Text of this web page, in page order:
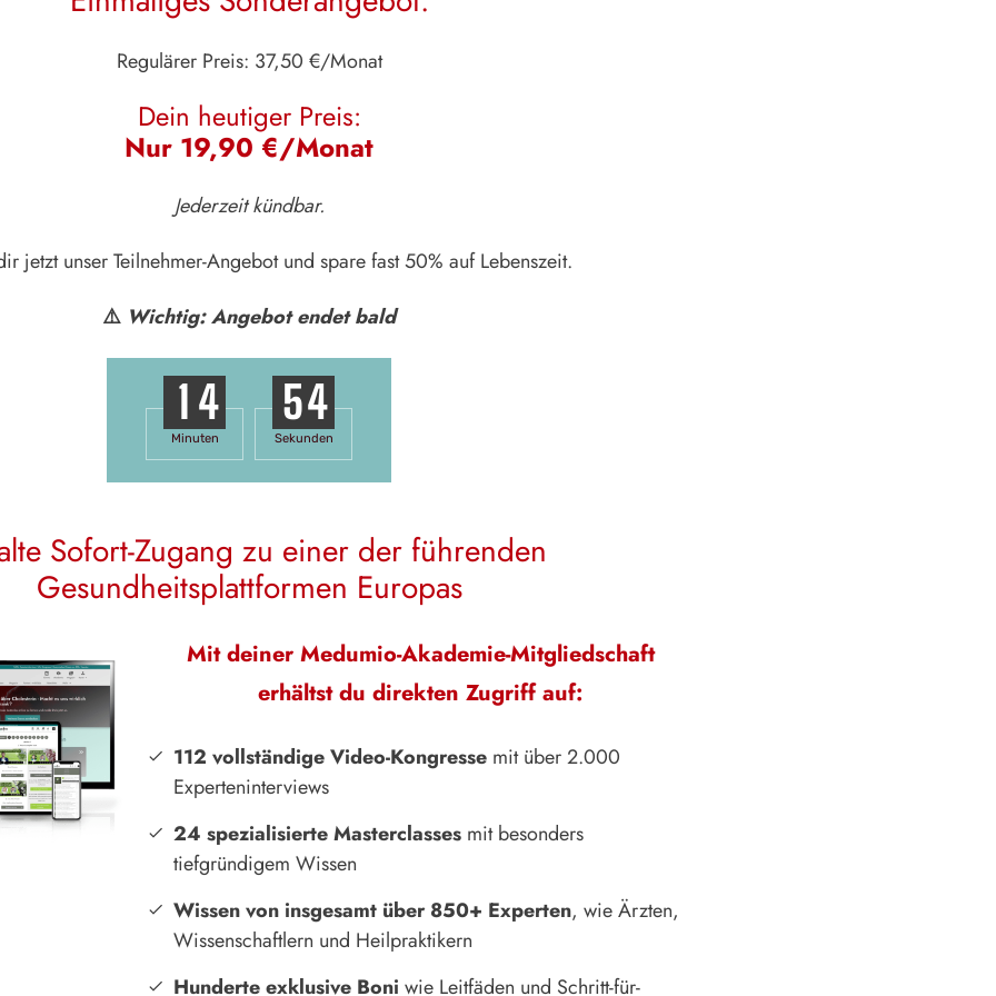
Regulärer Preis: 37,50 €/Monat
Dein heutiger Preis:
Nur 19,90 €/Monat
Jederzeit kündbar.
jetzt unser Teilnehmer-Angebot und spare fast 50% auf Lebenszeit.
⚠️ Wichtig: Angebot endet bald
1 4
Minuten
53
Sekunden
Sofort-Zugang zu einer der führenden
Gesundheitsplattformen Europas
Mit deiner Medumio-Akademie-Mitgliedschaft
erhältst du direkten Zugriff auf:
112 vollständige Video-Kongresse mit über 2.000
Experteninterviews
24 spezialisierte Masterclasses mit besonders
tiefgründigem Wissen
Wissen von insgesamt über 850+ Experten, wie Ärzten,
Wissenschaftlern und Heilpraktikern
Hunderte exklusive Boni wie Leitfäden und Schritt-für-